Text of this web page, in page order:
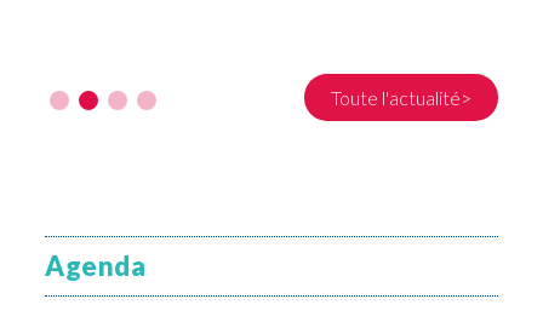
Toute l'actualité>
Agenda